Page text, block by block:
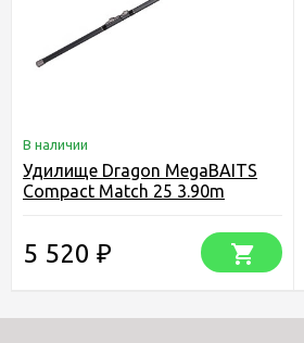
В наличии
Удилище Dragon MegaBAITS
Compact Match 25 3.90m
5 520 ₽